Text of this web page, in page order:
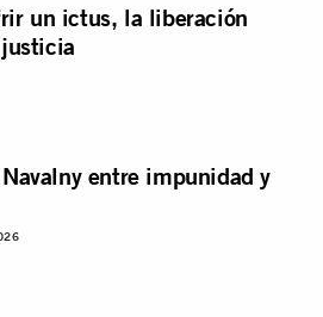
un ictus, la liberación
entre impunidad y